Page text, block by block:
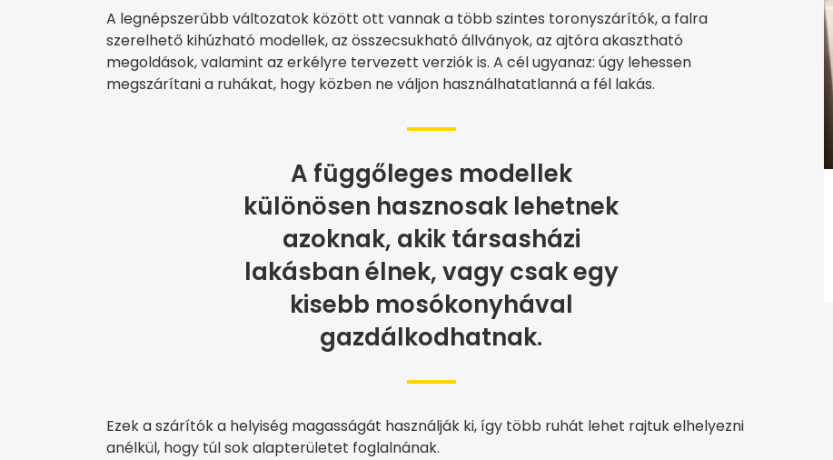
A legnépszerűbb változatok között ott vannak a több szintes toronyszárítók, a falra
szerelhető kihúzható modellek, az összecsukható állványok, az ajtóra akasztható
megoldások, valamint az erkélyre tervezett verziók is. A cél ugyanaz: úgy lehessen
megszárítani a ruhákat, hogy közben ne váljon használhatatlanná a fél lakás.
A függőleges modellek
különösen hasznosak lehetnek
azoknak, akik társasházi
lakásban élnek, vagy csak egy
kisebb mosókonyhával
gazdálkodhatnak.
Ezek a szárítók a helyiség magasságát használják ki, így több ruhát lehet rajtuk elhelyezni
anélkül, hogy túl sok alapterületet foglalnának.